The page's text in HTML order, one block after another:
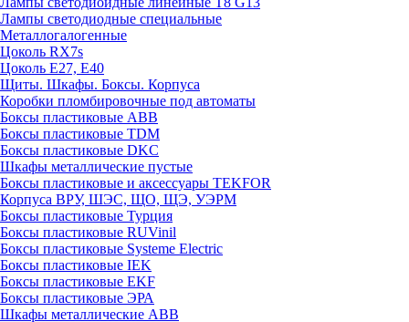
Лампы светодиодные специальные
Металлогалогенные
Цоколь RX7s
Цоколь Е27, E40
Щиты. Шкафы. Боксы. Корпуса
Коробки пломбировочные под автоматы
Боксы пластиковые ABB
Боксы пластиковые TDM
Боксы пластиковые DKC
Шкафы металлические пустые
Боксы пластиковые и аксессуары TEKFOR
Корпуса ВРУ, ШЭС, ЩО, ЩЭ, УЭРМ
Боксы пластиковые Турция
Боксы пластиковые RUVinil
Боксы пластиковые Systeme Electric
Боксы пластиковые IEK
Боксы пластиковые EKF
Боксы пластиковые ЭРА
Шкафы металлические ABB